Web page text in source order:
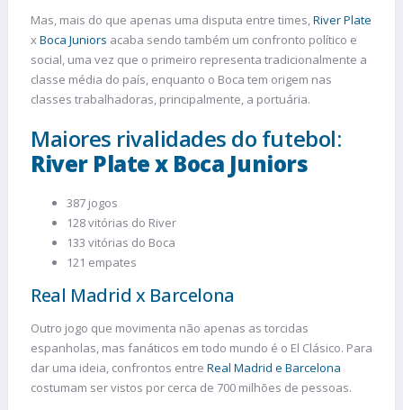
Mas, mais do que apenas uma disputa entre times,River Plate
xBoca Juniors acaba sendo também um confronto político e
social, uma vez que o primeiro representa tradicionalmente a
classe média do país, enquanto o Boca tem origem nas
classes trabalhadoras, principalmente, a portuária.
Maiores rivalidades do futebol:
River Plate x Boca Juniors
387 jogos
128 vitórias do River
133 vitórias do Boca
121 empates
Real Madrid x Barcelona
Outro jogo que movimenta não apenas as torcidas
espanholas, mas fanáticos em todo mundo é o El Clásico. Para
dar uma ideia, confrontos entre Real Madrid e Barcelona
costumam ser vistos por cerca de 700 milhões de pessoas.